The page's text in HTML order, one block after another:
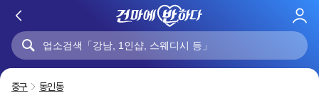
로
중구 동인동